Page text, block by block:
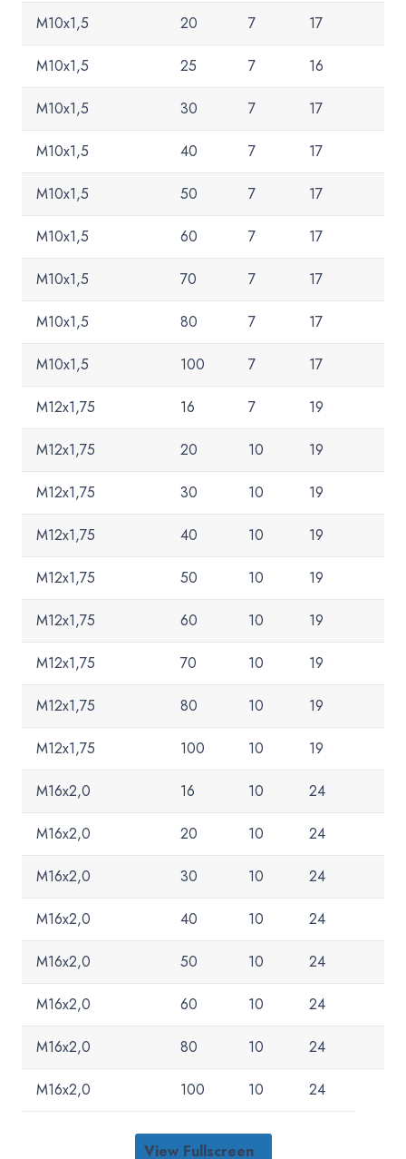
M10x1,5 20 7 17
M10x1,5 25 7 16
M10x1,5 30 7 17
M10x1,5 40 7 17
M10x1,5 50 7 17
M10x1,5 60 7 17
M10x1,5 70 7 17
M10x1,5 80 7 17
M10x1,5 100 7 17
M12x1,75 16 7 19
M12x1,75 20 10 19
M12x1,75 30 10 19
M12x1,75 40 10 19
M12x1,75 50 10 19
M12x1,75 60 10 19
M12x1,75 70 10 19
M12x1,75 80 10 19
M12x1,75 100 10 19
M16x2,0 16 10 24
M16x2,0 20 10 24
M16x2,0 30 10 24
M16x2,0 40 10 24
M16x2,0 50 10 24
M16x2,0 60 10 24
M16x2,0 80 10 24
M16x2,0 100 10 24
View Fullscreen